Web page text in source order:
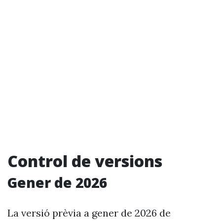
Control de versions
Gener de 2026
La versió prèvia a gener de 2026 de